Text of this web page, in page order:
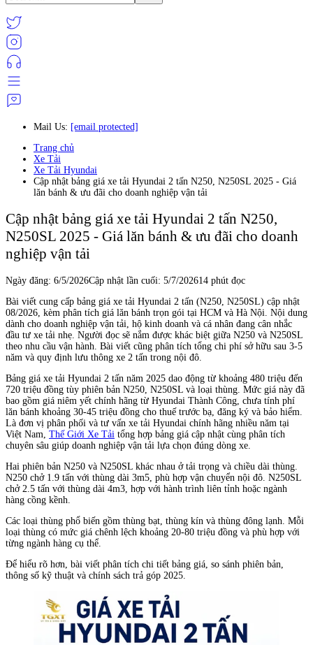
Mail Us: [email protected]
Trang chủ
Xe Tải
Xe Tải Hyundai
Cập nhật bảng giá xe tải Hyundai 2 tấn N250, N250SL 2025 - Giá
lăn bánh & ưu đãi cho doanh nghiệp vận tải
Cập nhật bảng giá xe tải Hyundai 2 tấn N250,
N250SL 2025 - Giá lăn bánh & ưu đãi cho doanh
nghiệp vận tải
Ngày đăng: 6/5/2026Cập nhật lần cuối: 5/7/202614 phút đọc
Bài viết cung cấp bảng giá xe tải Hyundai 2 tấn (N250, N250SL) cập nhật
08/2026, kèm phân tích giá lăn bánh trọn gói tại HCM và Hà Nội. Nội dung
dành cho doanh nghiệp vận tải, hộ kinh doanh và cá nhân đang cân nhắc
đầu tư xe tải nhẹ. Người đọc sẽ nắm được khác biệt giữa N250 và N250SL
theo nhu cầu vận hành. Bài viết cũng phân tích tổng chi phí sở hữu sau 3-5
năm và quy định lưu thông xe 2 tấn trong nội đô.
Bảng giá xe tải Hyundai 2 tấn năm 2025 dao động từ khoảng 480 triệu đến
720 triệu đồng tùy phiên bản N250, N250SL và loại thùng. Mức giá này đã
bao gồm giá niêm yết chính hãng từ Hyundai Thành Công, chưa tính phí
lăn bánh khoảng 30-45 triệu đồng cho thuế trước bạ, đăng ký và bảo hiểm.
Là đơn vị phân phối và tư vấn xe tải Hyundai chính hãng nhiều năm tại
Việt Nam, Thế Giới Xe Tải tổng hợp bảng giá cập nhật cùng phân tích
chuyên sâu giúp doanh nghiệp vận tải lựa chọn đúng dòng xe.
Hai phiên bản N250 và N250SL khác nhau ở tải trọng và chiều dài thùng.
N250 chở 1.9 tấn với thùng dài 3m5, phù hợp vận chuyển nội đô. N250SL
chở 2.5 tấn với thùng dài 4m3, hợp với hành trình liên tỉnh hoặc ngành
hàng cồng kềnh.
Các loại thùng phổ biến gồm thùng bạt, thùng kín và thùng đông lạnh. Mỗi
loại thùng có mức giá chênh lệch khoảng 20-80 triệu đồng và phù hợp với
từng ngành hàng cụ thể.
Để hiểu rõ hơn, bài viết phân tích chi tiết bảng giá, so sánh phiên bản,
thông số kỹ thuật và chính sách trả góp 2025.